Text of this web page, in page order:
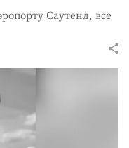
Саутенд, все